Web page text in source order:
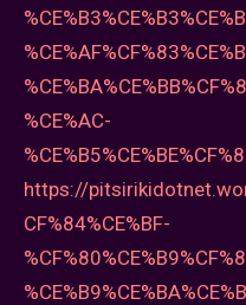
%CE%AC-
https://
CF%84%CE%BF-